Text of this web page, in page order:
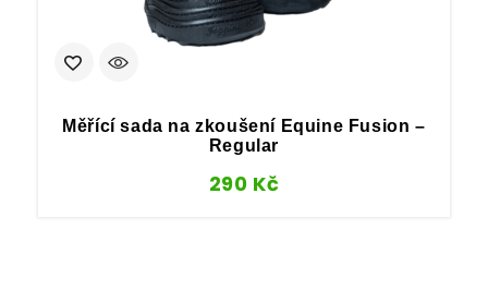
Měřící sada na zkoušení Equine Fusion –
Regular
290 Kč